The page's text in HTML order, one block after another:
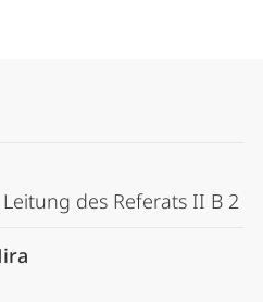
des Referats II B 2